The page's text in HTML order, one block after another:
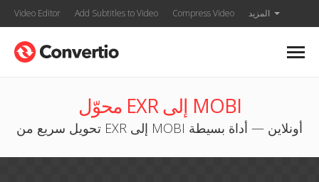
Video Editor Add Subtitles to Video Compress Video المزيد
محوّل EXR إلى MOBI
تحويل سريع من EXR إلى MOBI أونلاين — أداة بسيطة